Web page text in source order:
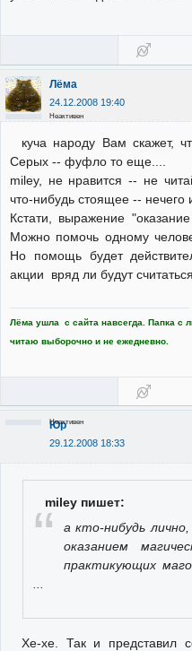
Лёма
24.12.2008 19:40
Неактивен
куча народу Вам скажет,
Серых -- фуфло то еще....
miley, не нравится -- не
что-нибудь стоящее -- нечего
Кстати, выражение
Можно помочь одному
Но помощь будет
акции вряд ли будут
Лёма ушла с сайта навсегда. Папка с
читаю выборочно и не ежедневно.
Юр
29.12.2008 18:33
Неактивен
miley пишет:
а кто-нибудь
оказанием
практикующих
Хе-хе. Так и представил